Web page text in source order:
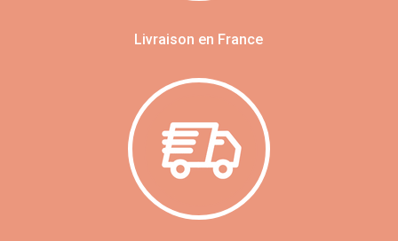
Livraison en France